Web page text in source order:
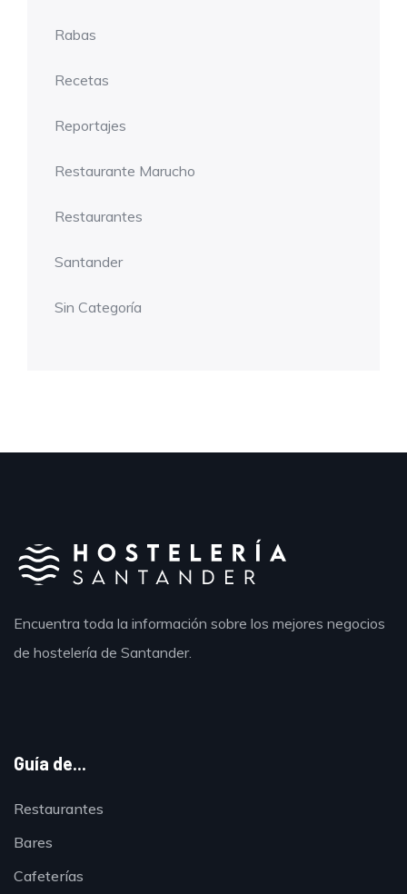
Rabas
Recetas
Reportajes
Restaurante Marucho
Restaurantes
Santander
Sin Categoría
Encuentra toda la información sobre los mejores negocios
de hostelería de Santander.
Guía de...
Restaurantes
Bares
Cafeterías